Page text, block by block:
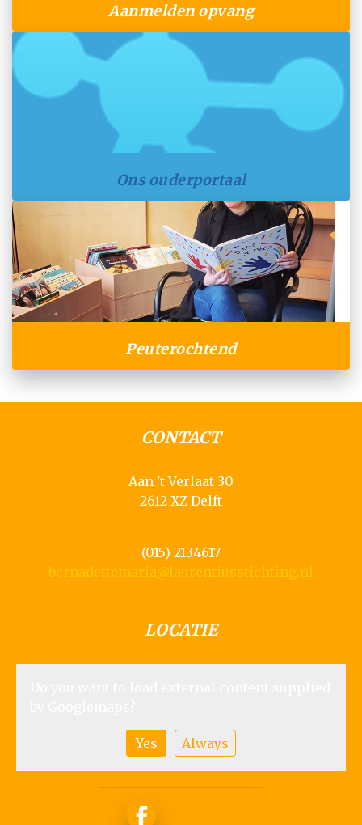
Aanmelden opvang
Ons ouderportaal
Peuterochtend
CONTACT
Aan 't Verlaat 30
2612 XZ Delft
(015) 2134617
bernadettemaria@laurentiusstichting.nl
LOCATIE
Yes Always